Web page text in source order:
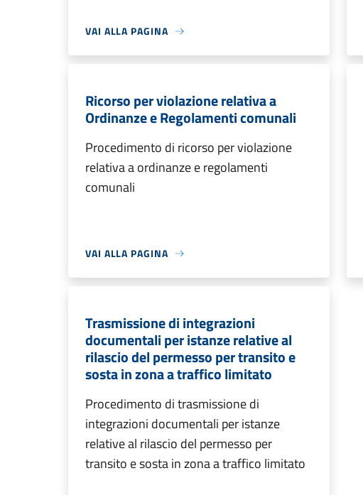
VAI ALLA PAGINA
Ricorso per violazione relativa a
Ordinanze e Regolamenti comunali
Procedimento di ricorso per violazione
relativa a ordinanze e regolamenti
comunali
VAI ALLA PAGINA
Trasmissione di integrazioni
documentali per istanze relative al
rilascio del permesso per transito e
sosta in zona a traffico limitato
Procedimento di trasmissione di
integrazioni documentali per istanze
relative al rilascio del permesso per
transito e sosta in zona a traffico limitato